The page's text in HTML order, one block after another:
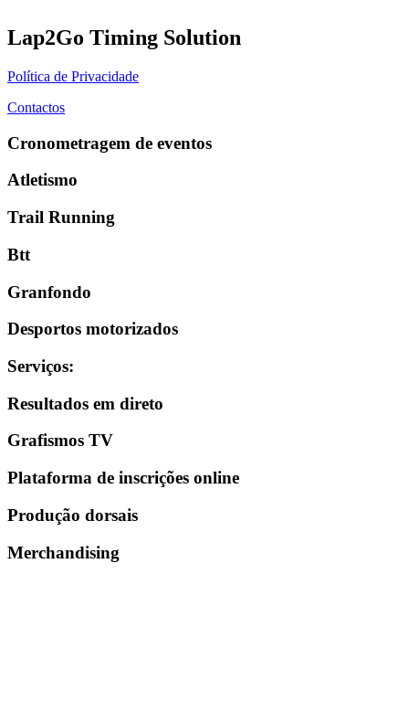
Lap2Go Timing Solution
Política de Privacidade
Contactos
Cronometragem de eventos
Atletismo
Trail Running
Btt
Granfondo
Desportos motorizados
Serviços:
Resultados em direto
Grafismos TV
Plataforma de inscrições online
Produção dorsais
Merchandising